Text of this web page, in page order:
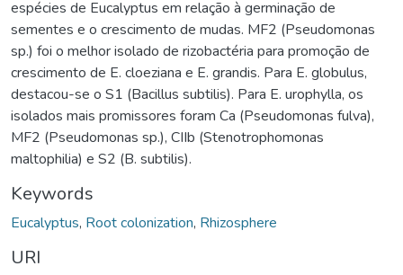
espécies de Eucalyptus em relação à germinação de
sementes e o crescimento de mudas. MF2 (Pseudomonas
sp.) foi o melhor isolado de rizobactéria para promoção de
crescimento de E. cloeziana e E. grandis. Para E. globulus,
destacou-se o S1 (Bacillus subtilis). Para E. urophylla, os
isolados mais promissores foram Ca (Pseudomonas fulva),
MF2 (Pseudomonas sp.), CIIb (Stenotrophomonas
maltophilia) e S2 (B. subtilis).
Keywords
Eucalyptus, Root colonization, Rhizosphere
URI